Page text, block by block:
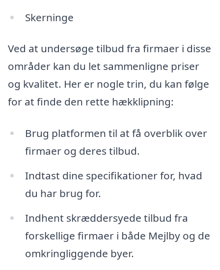
Skerninge
Ved at undersøge tilbud fra firmaer i disse
områder kan du let sammenligne priser
og kvalitet. Her er nogle trin, du kan følge
for at finde den rette hækklipning:
Brug platformen til at få overblik over
firmaer og deres tilbud.
Indtast dine specifikationer for, hvad
du har brug for.
Indhent skræddersyede tilbud fra
forskellige firmaer i både Mejlby og de
omkringliggende byer.